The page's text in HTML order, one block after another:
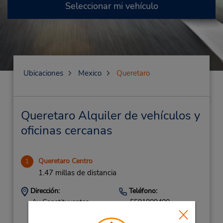
Seleccionar mi vehículo
Ubicaciones Mexico Queretaro
Queretaro Alquiler de vehículos y
oficinas cercanas
1 Queretaro Centro
1.47 millas de distancia
Dirección:
Av Constituyentes
Teléfono:
5591809400